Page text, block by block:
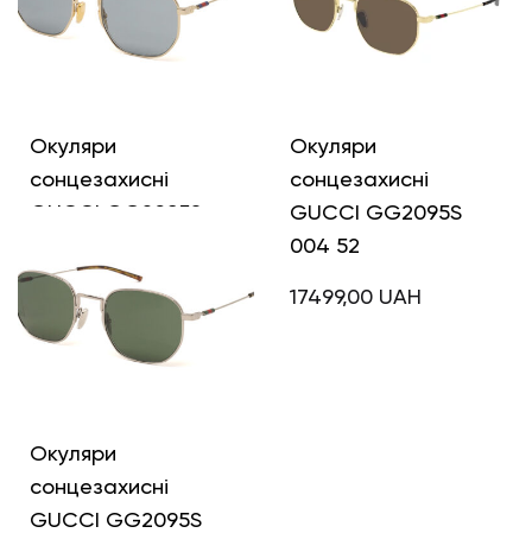
Окуляри
сонцезахисні
GUCCI GG2095S
17499,00UAH
Окуляри
сонцезахисні
GUCCI GG2095S
004 52
17499,00 UAH
Окуляри
сонцезахисні
GUCCI GG2095S